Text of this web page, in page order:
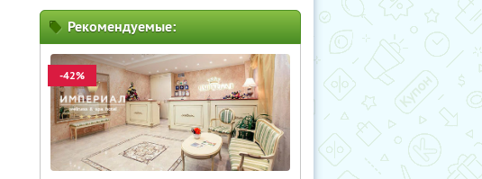
Рекомендуемые:
-42%